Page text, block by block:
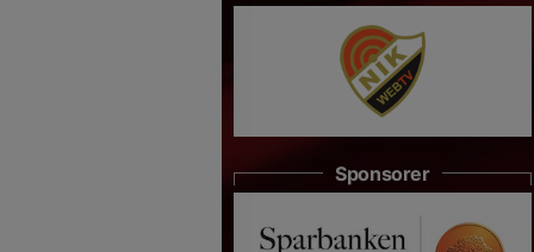
Sponsorer